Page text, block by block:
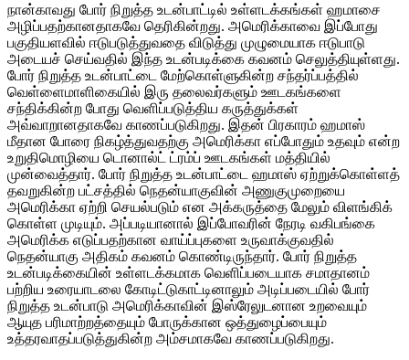
நான்காவது போர் நிறுத்த உடன்பாட்டில் உள்ளடக்கங்கள் ஹமாசை
அழிப்பதற்கானதாகவே தெரிகின்றது. அமெரிக்காவை இப்போது
பகுதியளவில் ஈடுபடுத்துவதை விடுத்து முழுமையாக ஈடுபாடு
அடையச் செய்வதில் இந்த உடன்படிக்கை கவனம் செலுத்தியுள்ளது.
போர் நிறுத்த உடன்பாட்டை மேற்கொள்ளுகின்ற சந்தர்ப்பத்தில்
வெள்ளைமாளிகையில் இரு தலைவர்களும் ஊடகங்களை
சந்திக்கின்ற போது வெளிப்படுத்திய கருத்துக்கள்
அவ்வாறானதாகவே காணப்படுகிறது. இதன் பிரகாரம் ஹமாஸ்
மீதான போரை நிகழ்த்துவதற்கு அமெரிக்கா எப்போதும் உதவும் என்ற
உறுதிமொழியை டொனால்ட் ட்ரம்ப் ஊடகங்கள் மத்தியில்
முன்வைத்தார். போர் நிறுத்த உடன்பாட்டை ஹமாஸ் ஏற்றுக்கொள்ளத்
தவறுகின்ற பட்சத்தில் நெதன்யாகுவின் அணுகுமுறையை
அமெரிக்கா ஏற்றி செயல்படும் என அக்கருத்தை மேலும் விளங்கிக்
கொள்ள முடியும். அப்படியானால் இப்போவரின் நேரடி வகிபங்கை
அமெரிக்க எடுப்பதற்கான வாய்ப்புகளை உருவாக்குவதில்
நெதன்யாகு அதிகம் கவனம் கொண்டிருந்தார். போர் நிறுத்த
உடன்படிக்கையின் உள்ளடக்கமாக வெளிப்படையாக சமாதானம்
பற்றிய உரையாடலை கோடிட்டுகாட்டினாலும் அடிப்படையில் போர்
நிறுத்த உடன்பாடு அமெரிக்காவின் இஸ்ரேலுடனான உறவையும்
ஆயுத பரிமாற்றத்தையும் போருக்கான ஒத்துழைப்பையும்
உத்தரவாதப்படுத்துகின்ற அம்சமாகவே காணப்படுகிறது.